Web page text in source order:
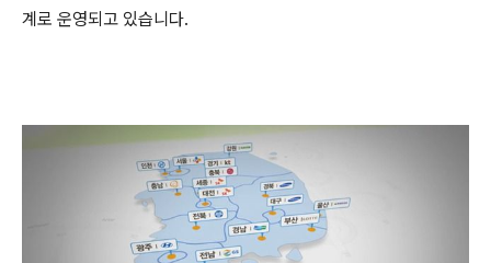
계로 운영되고 있습니다.